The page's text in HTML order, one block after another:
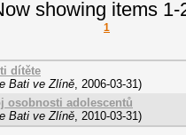
showing items 1-
1
dítěte
Bati ve Zlíně 2006-03-31 )
osobnosti adolescentů
Bati ve Zlíně 2010-03-31 )